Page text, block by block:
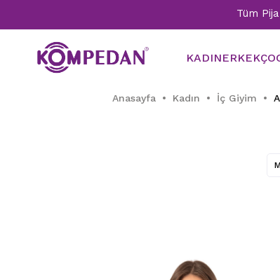
Tüm Pijama
KADINERKEK
Anasayfa Kadın İç Giyim